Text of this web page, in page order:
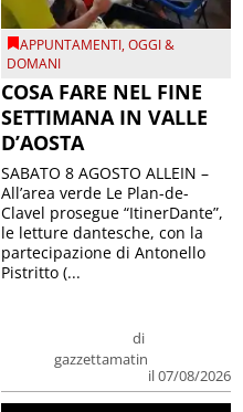
APPUNTAMENTI,OGGI &
DOMANI
COSA FARE NEL FINE
SETTIMANA IN VALLE
D’AOSTA
di
gazzettamatin
il 07/08/2026
SABATO 8 AGOSTO ALLEIN –
All’area verde Le Plan-de-
Clavel prosegue “ItinerDante”,
le letture dantesche, con la
partecipazione di Antonello
Pistritto (...